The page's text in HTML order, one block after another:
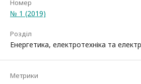
Номер
№ 1 (2019)
Розділ
Енергетика, електротехніка та
Метрики